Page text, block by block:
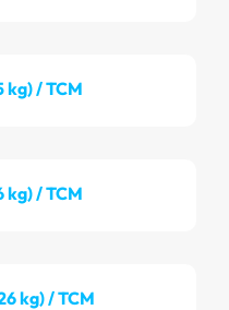
kg) / TCM
kg) / TCM
kg) / TCM